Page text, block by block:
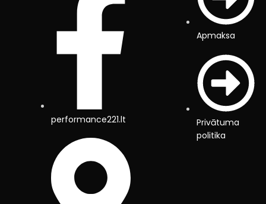
performance221.lt
Apmaksa
Privātuma
politika